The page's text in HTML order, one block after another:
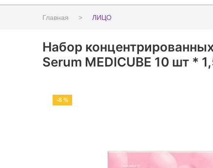
Главная ЛИЦО
Набор
Serum MEDICUBE 10 шт *
-8 %